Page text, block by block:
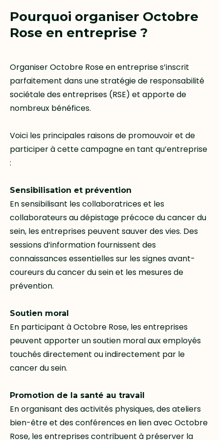
Pourquoi organiser Octobre
Rose en entreprise ?
Organiser Octobre Rose en entreprise s’inscrit
parfaitement dans une stratégie de responsabilité
sociétale des entreprises (RSE) et apporte de
nombreux bénéfices.
Voici les principales raisons de promouvoir et de
participer à cette campagne en tant qu’entreprise
:
Sensibilisation et prévention
En sensibilisant les collaboratrices et les
collaborateurs au dépistage précoce du cancer du
sein, les entreprises peuvent sauver des vies. Des
sessions d’information fournissent des
connaissances essentielles sur les signes avant-
coureurs du cancer du sein et les mesures de
prévention.
Soutien moral
En participant à Octobre Rose, les entreprises
peuvent apporter un soutien moral aux employés
touchés directement ou indirectement par le
cancer du sein.
Promotion de la santé au travail
En organisant des activités physiques, des ateliers
bien-être et des conférences en lien avec Octobre
Rose, les entreprises contribuent à préserver la